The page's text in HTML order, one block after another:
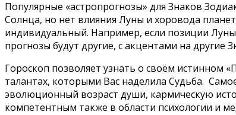
Популярные «астропрогнозы» для Знаков
Солнца, но нет влияния Луны и хоровода
индивидуальный. Например, если позиции
прогнозы будут другие, с акцентами на другие
Гороскоп позволяет узнать о своём истинном
талантах, которыми Вас наделила Судьба.
эволюционный возраст души, кармическую
компетентным также в области психологии и